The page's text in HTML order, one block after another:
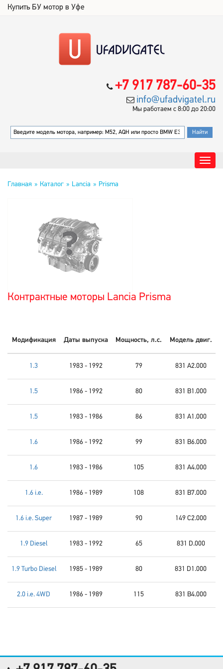
Купить БУ мотор в Уфе
+7 917 787-60-35
info@ufadvigatel.ru
Мы работаем с 8:00 до 20:00
Главная Каталог Lancia Prisma
Контрактные моторы Lancia Prisma
Модификация Даты выпуска Мощность, л.с. Модель двиг.
1.3 1983 - 1992 79 831 A2.000
1.5 1986 - 1992 80 831 B1.000
1.5 1983 - 1986 86 831 A1.000
1.6 1986 - 1992 99 831 B6.000
1.6 1983 - 1986 105 831 A4.000
1.6 i.e. 1986 - 1989 108 831 B7.000
1.6 i.e. Super 1987 - 1989 90 149 C2.000
1.9 Diesel 1983 - 1992 65 831 D.000
1.9 Turbo Diesel 1985 - 1989 80 831 D1.000
2.0 i.e. 4WD 1986 - 1989 115 831 B4.000